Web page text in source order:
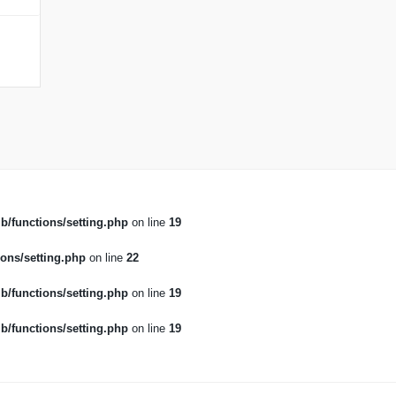
functions/setting.php on line 19
setting.php on line 22
functions/setting.php on line 19
functions/setting.php on line 19